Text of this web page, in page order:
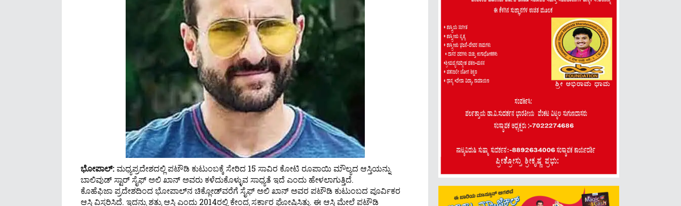
ಭೋಪಾಲ್‌:ಮಧ್ಯಪ್ರದೇಶದಲ್ಲಿ ಪಟೌಡಿ ಕುಟುಂಬಕ್ಕೆ ಸೇರಿದ 15 ಸಾವಿರ ಕೋಟಿ ರೂಪಾಯಿ ಮೌಲ್ಯದ ಆಸ್ತಿಯನ್ನು
ಬಾಲಿವುಡ್ ಸ್ಟಾರ್ ಸೈಫ್ ಅಲಿ ಖಾನ್ ಅವರು ಕಳೆದುಕೊಳ್ಳುವ ಸಾಧ್ಯತೆ ಇದೆ ಎಂದು ಹೇಳಲಾಗುತ್ತಿದೆ.
ಕೊಹೆಫಿಜಾ ಪ್ರದೇಶದಿಂದ ಭೋಪಾಲ್‌ನ ಚಿಕ್ಲೋಡ್‌ವರೆಗೆ ಸೈಫ್ ಅಲಿ ಖಾನ್ ಅವರ ಪಟೌಡಿ ಕುಟುಂಬದ ಪೂರ್ವಿಕರ
ಆಸ್ತಿ ವಿಸ್ತರಿಸಿದೆ. ಇದನ್ನು ಶತ್ರು ಆಸ್ತಿ ಎಂದು 2014ರಲ್ಲಿ ಕೇಂದ್ರ ಸರ್ಕಾರ ಘೋಷಿಸಿತ್ತು. ಈ ಆಸ್ತಿ ಮೇಲೆ ಪಟೌಡಿ